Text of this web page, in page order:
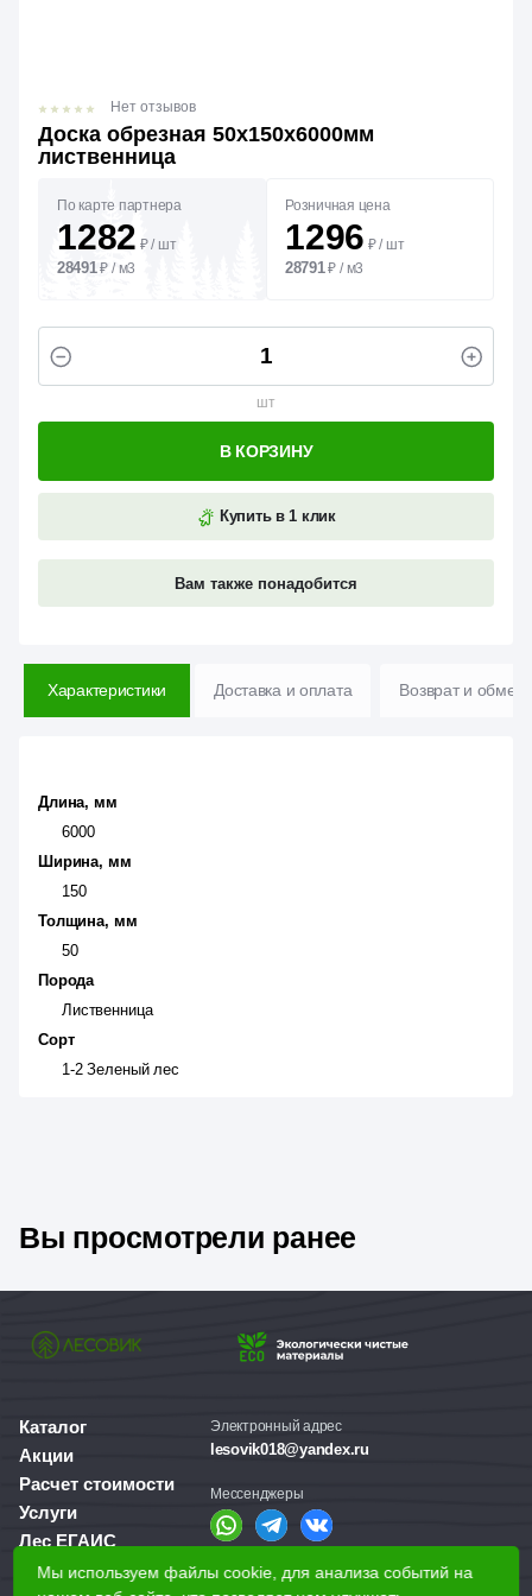
Доска обрезная 50х150х6000мм
лиственница
Нет отзывов
По карте партнера
1282 ₽/ шт
28491₽ / м3
Розничная цена
1296 ₽/ шт
28791₽ / м3
шт
Купить в 1 клик
Вам также понадобится
В КОРЗИНУ
Характеристики Доставка и оплата Возврат и обмен
Длина, мм
6000
Ширина, мм
150
Толщина, мм
50
Порода
Лиственница
Сорт
1-2 Зеленый лес
Вы просмотрели ранее
Каталог
Акции
Расчет стоимости
Услуги
Лес ЕГАИС
О компании
Электронный адрес
lesovik018@yandex.ru
Мессенджеры
Справочная служба
Мы используем файлы cookie, для анализа событий на